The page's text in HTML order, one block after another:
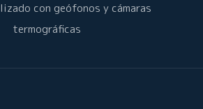
con geófonos y cámaras
termográficas